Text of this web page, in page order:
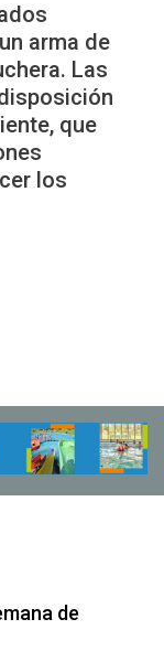
arma de
Las
que
los
de